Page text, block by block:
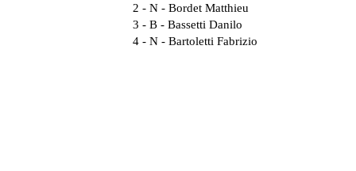
2 - N - Bordet Matthieu
3 - B - Bassetti Danilo
4 - N - Bartoletti Fabrizio